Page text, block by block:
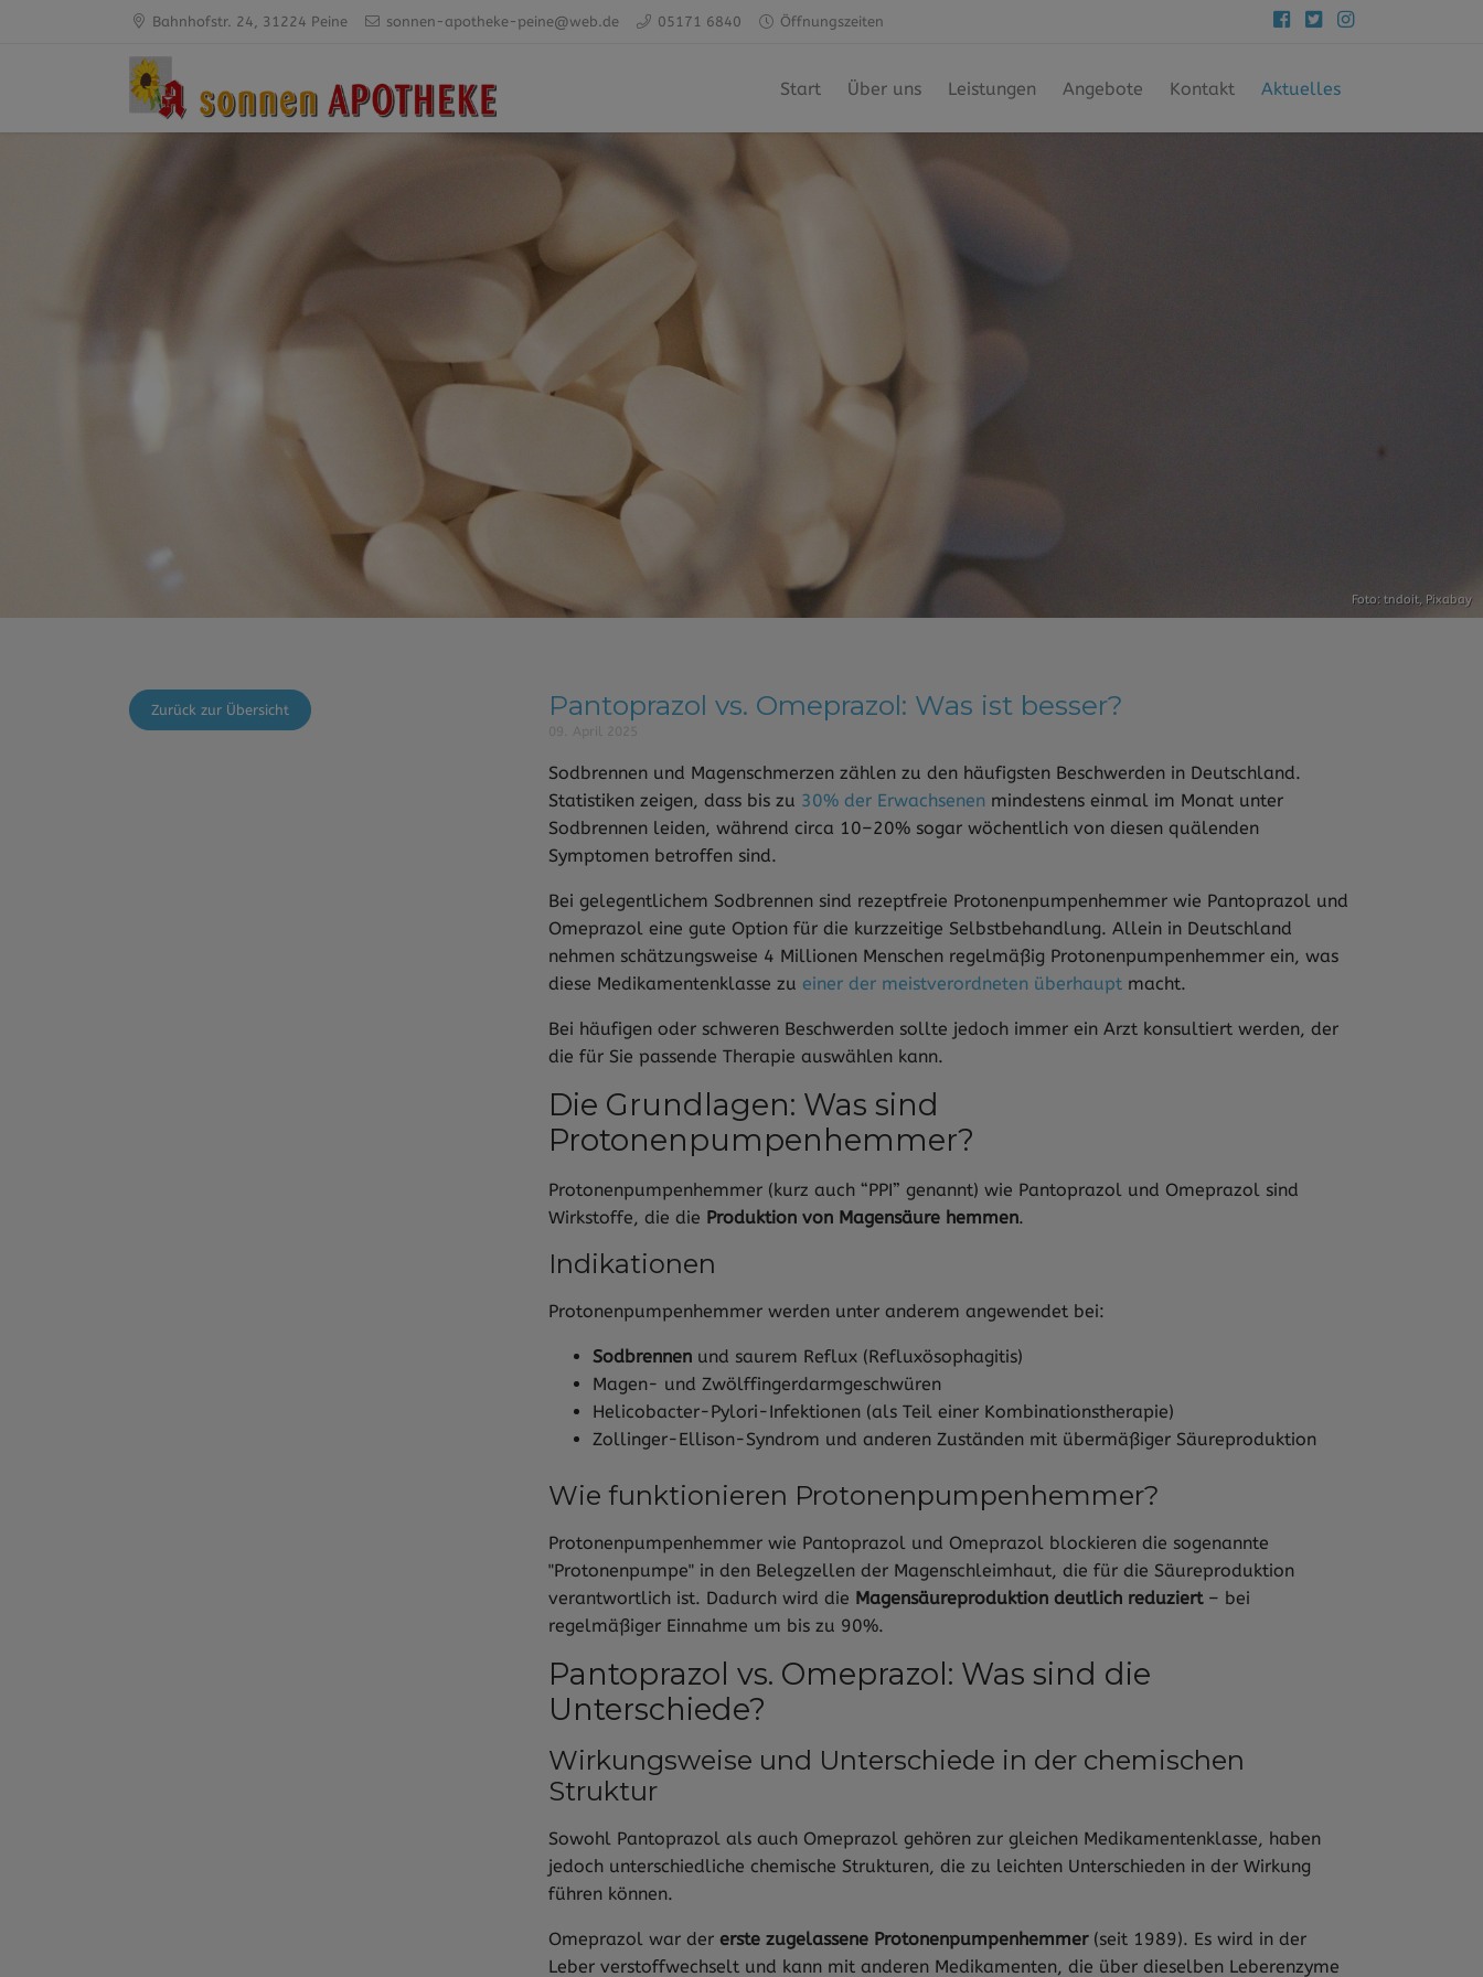
Bahnhofstr. 24, 31224 Peine sonnen-apotheke-peine@web.de 05171 6840 Öffnungszeiten
Start Über uns Leistungen Angebote Kontakt Aktuelles
Foto: tndoit, Pixabay
Zurück zur Übersicht Pantoprazol vs. Omeprazol: Was ist besser?
Sodbrennen und Magenschmerzen zählen zu den häufigsten Beschwerden in Deutschland.
Statistiken zeigen, dass bis zu 30% der Erwachsenen mindestens einmal im Monat unter
Sodbrennen leiden, während circa 10–20% sogar wöchentlich von diesen quälenden
Symptomen betroffen sind.
Bei gelegentlichem Sodbrennen sind rezeptfreie Protonenpumpenhemmer wie Pantoprazol und
Omeprazol eine gute Option für die kurzzeitige Selbstbehandlung. Allein in Deutschland
nehmen schätzungsweise 4 Millionen Menschen regelmäßig Protonenpumpenhemmer ein, was
diese Medikamentenklasse zu einer der meistverordneten überhaupt macht.
Bei häufigen oder schweren Beschwerden sollte jedoch immer ein Arzt konsultiert werden, der
die für Sie passende Therapie auswählen kann.
Die Grundlagen: Was sind
Protonenpumpenhemmer?
Protonenpumpenhemmer (kurz auch “PPI” genannt) wie Pantoprazol und Omeprazol sind
Wirkstoffe, die die Produktion von Magensäure hemmen.
Indikationen
Protonenpumpenhemmer werden unter anderem angewendet bei:
Sodbrennen und saurem Reflux (Refluxösophagitis)
Magen- und Zwölffingerdarmgeschwüren
Helicobacter-Pylori-Infektionen (als Teil einer Kombinationstherapie)
Zollinger-Ellison-Syndrom und anderen Zuständen mit übermäßiger Säureproduktion
Wie funktionieren Protonenpumpenhemmer?
Protonenpumpenhemmer wie Pantoprazol und Omeprazol blockieren die sogenannte
"Protonenpumpe" in den Belegzellen der Magenschleimhaut, die für die Säureproduktion
verantwortlich ist. Dadurch wird die Magensäureproduktion deutlich reduziert– bei
regelmäßiger Einnahme um bis zu 90%.
Pantoprazol vs. Omeprazol: Was sind die
Unterschiede?
Wirkungsweise und Unterschiede in der chemischen
Struktur
Sowohl Pantoprazol als auch Omeprazol gehören zur gleichen Medikamentenklasse, haben
jedoch unterschiedliche chemische Strukturen, die zu leichten Unterschieden in der Wirkung
führen können.
Omeprazol war der erste zugelassene Protonenpumpenhemmer(seit 1989). Es wird in der
Leber verstoffwechselt und kann mit anderen Medikamenten, die über dieselben Leberenzyme